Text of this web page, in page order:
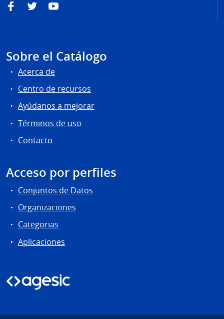
FacebookTwitterYouTube
Sobre el Catálogo
Acerca de
Centro de recursos
Ayúdanos a mejorar
Términos de uso
Contacto
Acceso por perfiles
Conjuntos de Datos
Organizaciones
Categorias
Aplicaciones